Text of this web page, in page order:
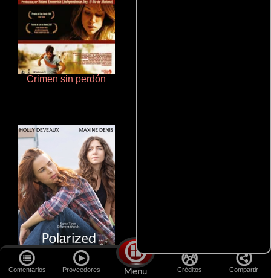
Comentarios Proveedores Menu Créditos Compartir
Crimen sin perdón